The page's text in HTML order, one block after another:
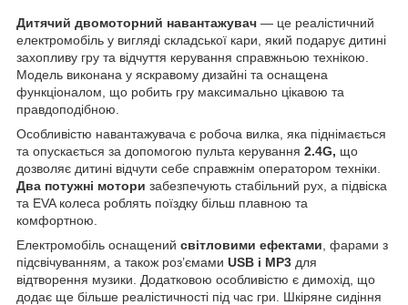
Дитячий двомоторний навантажувач — це реалістичний
електромобіль у вигляді складської кари, який подарує дитині
захопливу гру та відчуття керування справжньою технікою.
Модель виконана у яскравому дизайні та оснащена
функціоналом, що робить гру максимально цікавою та
правдоподібною.
Особливістю навантажувача є робоча вилка, яка піднімається
та опускається за допомогою пульта керування 2.4G, що
дозволяє дитині відчути себе справжнім оператором техніки.
Два потужні мотори забезпечують стабільний рух, а підвіска
та EVA колеса роблять поїздку більш плавною та
комфортною.
Електромобіль оснащений світловими ефектами , фарами з
підсвічуванням, а також роз’ємами USB і MP3 для
відтворення музики. Додатковою особливістю є димохід, що
додає ще більше реалістичності під час гри. Шкіряне сидіння